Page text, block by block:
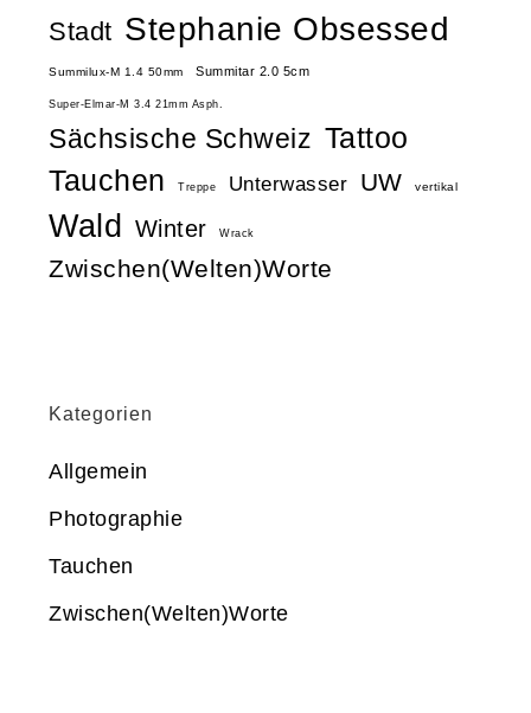
Stadt Stephanie Obsessed
Summilux-M 1.4 50mm Summitar 2.0 5cm
Super-Elmar-M 3.4 21mm Asph.
Sächsische Schweiz Tattoo
Tauchen
Treppe Unterwasser UW vertikal
Wald Winter Wrack
Zwischen(Welten)Worte
Kategorien
Allgemein
Photographie
Tauchen
Zwischen(Welten)Worte